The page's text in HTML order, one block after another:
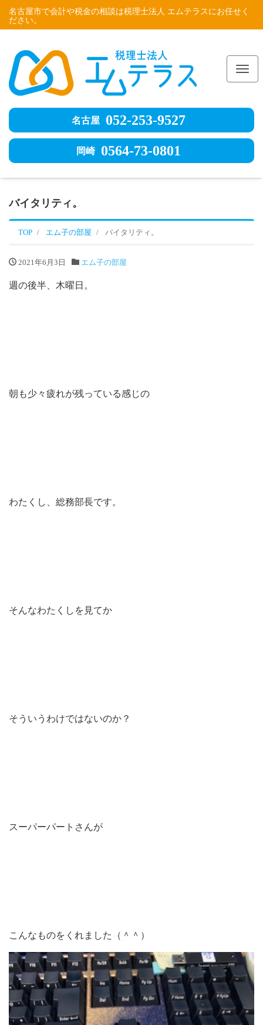
名古屋市で会計や税金の相談は税理士法人 エムテラスにお任せく
ださい。
名古屋 052-253-9527
岡崎 0564-73-0801
バイタリティ。
TOP エム子の部屋 バイタリティ。
2021年6月3日 エム子の部屋
週の後半、木曜日。
朝も少々疲れが残っている感じの
わたくし、総務部長です。
そんなわたくしを見てか
そういうわけではないのか？
スーパーパートさんが
こんなものをくれました（＾＾）